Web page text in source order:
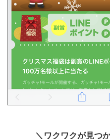
＼ワクワクが見つ